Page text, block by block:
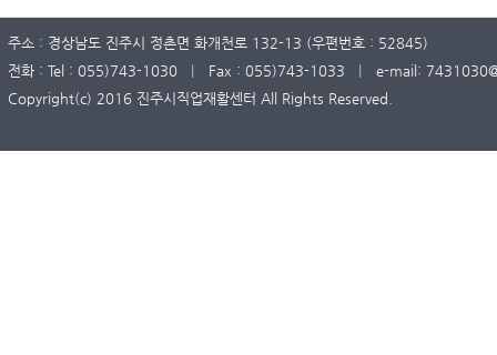
주소 : 경상남도 진주시 정촌면 화개천로 132-13 (우편번호 : 52845)
전화 : Tel : 055)743-1030
Fax : 055)743-1033
e-mail:
Copyright(c) 2016 진주시직업재활센터 All Rights Reserved.